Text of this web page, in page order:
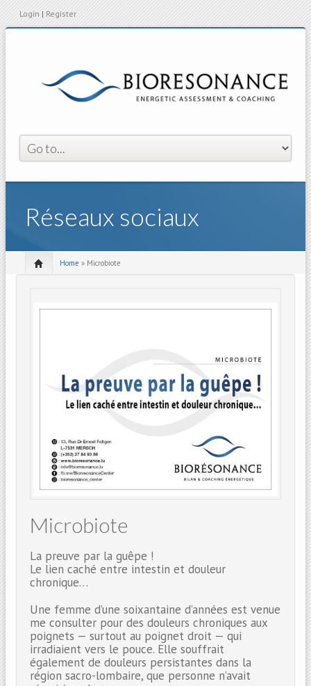
Login | Register
Réseaux sociaux
Home » Microbiote
Microbiote
La preuve par la guêpe !
Le lien caché entre intestin et douleur
chronique…
Une femme d’une soixantaine d’années est venue
me consulter pour des douleurs chroniques aux
poignets — surtout au poignet droit — qui
irradiaient vers le pouce. Elle souffrait
également de douleurs persistantes dans la
région sacro-lombaire, que personne n’avait